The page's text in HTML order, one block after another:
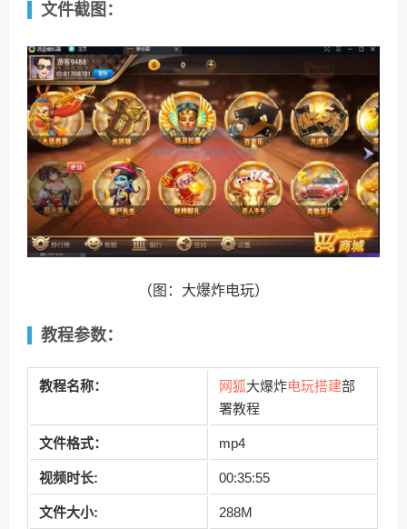
文件截图：
（图：大爆炸电玩）
教程参数：
教程名称： 网狐大爆炸电玩搭建部
署教程
文件格式： mp4
视频时长: 00:35:55
文件大小: 288M